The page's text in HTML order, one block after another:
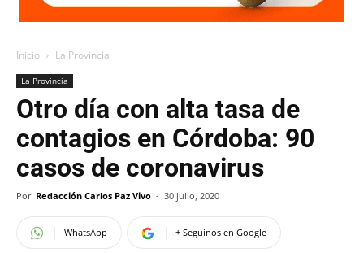
Inicio La Provincia
La Provincia
Otro día con alta tasa de
contagios en Córdoba: 90
casos de coronavirus
Por Redacción Carlos Paz Vivo - 30 julio, 2020
WhatsApp + Seguinos en Google